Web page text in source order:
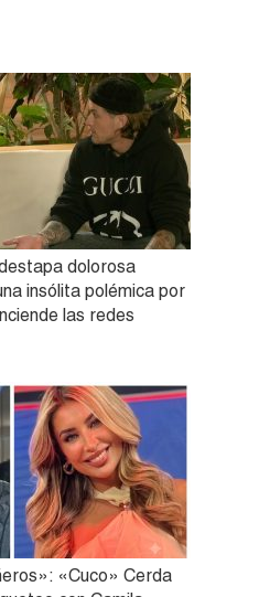
dolorosa
insólita polémica por
las redes
«Cuco» Cerda